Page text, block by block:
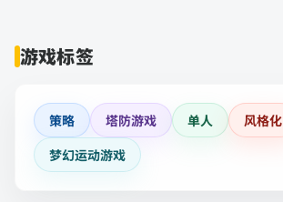
游戏标签
策略 塔防游戏 单人 风格化
梦幻运动游戏